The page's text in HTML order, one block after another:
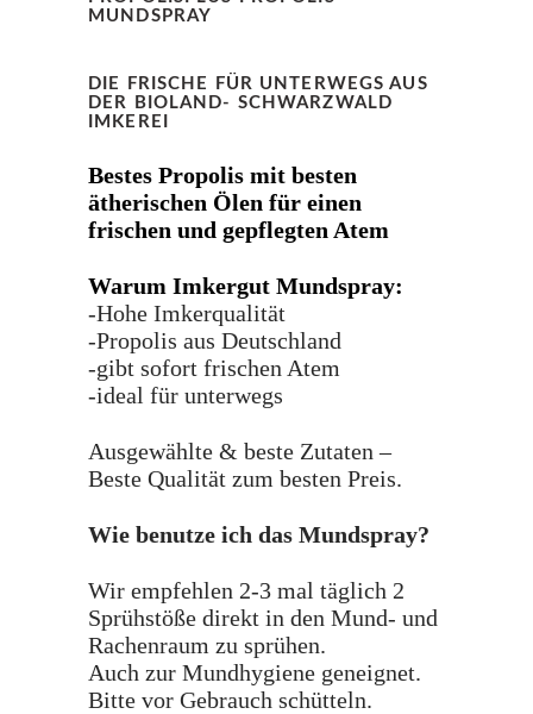
MUNDSPRAY
DIE FRISCHE FÜR UNTERWEGS AUS
DER BIOLAND- SCHWARZWALD
IMKEREI
Bestes Propolis mit besten
ätherischen Ölen für einen
frischen und gepflegten Atem
Warum Imkergut Mundspray:
-Hohe Imkerqualität
-Propolis aus Deutschland
-gibt sofort frischen Atem
-ideal für unterwegs
Ausgewählte & beste Zutaten –
Beste Qualität zum besten Preis.
Wie benutze ich das Mundspray?
Wir empfehlen 2-3 mal täglich 2
Sprühstöße direkt in den Mund- und
Rachenraum zu sprühen.
Auch zur Mundhygiene geneignet.
Bitte vor Gebrauch schütteln.